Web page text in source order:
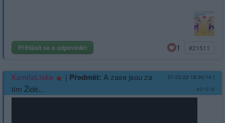
Přihlásit se a odpovědět 1 #21511
KamilaLiska | Předmět: A zase jsou za
tím Židé...
07.03.22 18:30:14 |
#21519